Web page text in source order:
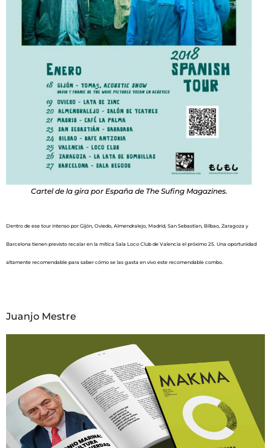
Cartel de la gira por España de The Sufing Magazines.
Dentro de ese tour intenso por Gijón, Oviedo, Almendralejo, Madrid, San Sebastían, Bilbao, Zaragoza y
Barcelona tienen previsto recalar en la mítica Sala Loco Club de Valencia el próximo 25. Una oportunidad
altamente recomendable para saber cómo se las gasta en vivo este recomendable combo.
Juanjo Mestre